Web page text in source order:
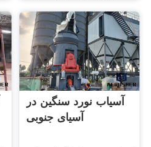
آسیاب نورد سنگین در
آسیای جنوبی